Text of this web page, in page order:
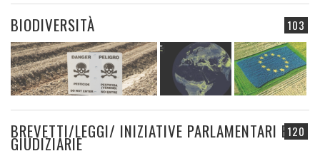
103
BIODIVERSITÀ
120
BREVETTI/LEGGI/ INIZIATIVE PARLAMENTARI E
GIUDIZIARIE